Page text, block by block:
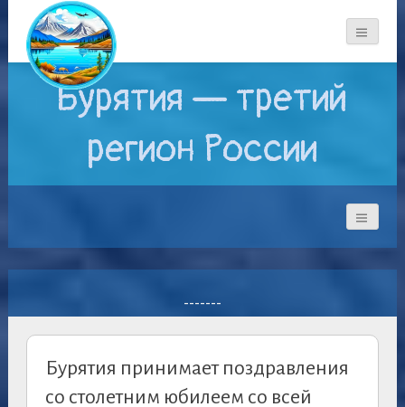
Бурятия — третий
регион России
-------
Бурятия принимает поздравления
со столетним юбилеем со всей